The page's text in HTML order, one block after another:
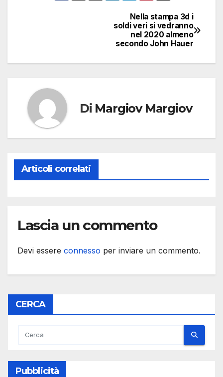
Navigazione
Nella stampa 3d i
soldi veri si vedranno
nel 2020 almeno
secondo John Hauer
Di Margiov Margiov
Articoli correlati
Lascia un commento
Devi essere connesso per inviare un commento.
CERCA
Pubblicità